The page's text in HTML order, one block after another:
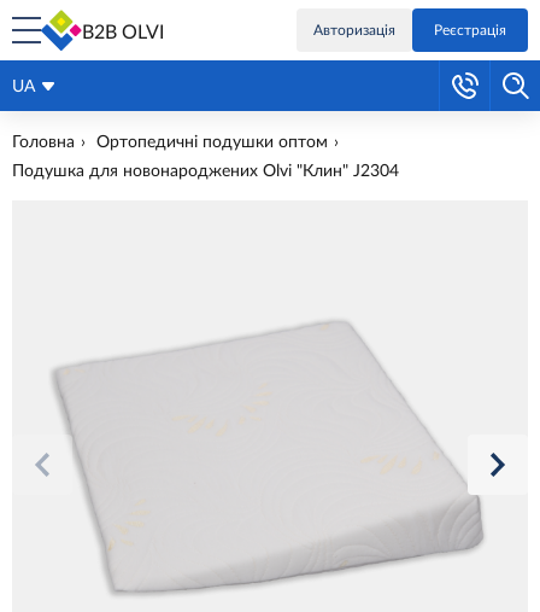
B2B OLVI Авторизація Реєстрація
UA
Головна
Ортопедичні подушки оптом
Подушка для новонароджених Olvi "Клин" J2304